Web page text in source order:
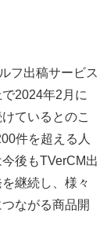
フ出稿サービス
2024年2月に
ているとのこ
件を超える人
後もTVerCM出
継続し、様々
ながる商品開